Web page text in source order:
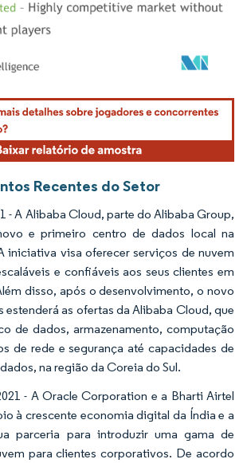
O reuso requer atribuição conforme CC BY 4.0.
Recentes do Setor
- A Alibaba Cloud, parte do Alibaba Group,
e primeiro centro de dados local na
iniciativa visa oferecer serviços de nuvem
e confiáveis aos seus clientes em
disso, após o desenvolvimento, o novo
estenderá as ofertas da Alibaba Cloud, que
de dados, armazenamento, computação
de rede e segurança até capacidades de
na região da Coreia do Sul.
- A Oracle Corporation e a Bharti Airtel
à crescente economia digital da Índia e a
parceria para introduzir uma gama de
para clientes corporativos. De acordo